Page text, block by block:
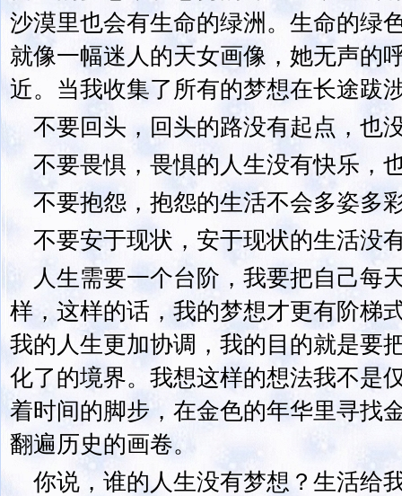
沙漠里也会有生命的绿洲。生命的绿
就像一幅迷人的天女画像，她无声的
近。当我收集了所有的梦想在长途跋
不要回头，回头的路没有起点，也
不要畏惧，畏惧的人生没有快乐，
不要抱怨，抱怨的生活不会多姿多
不要安于现状，安于现状的生活没
人生需要一个台阶，我要把自己每
样，这样的话，我的梦想才更有阶梯
我的人生更加协调，我的目的就是要
化了的境界。我想这样的想法我不是
着时间的脚步，在金色的年华里寻找
翻遍历史的画卷。
你说，谁的人生没有梦想？生活给